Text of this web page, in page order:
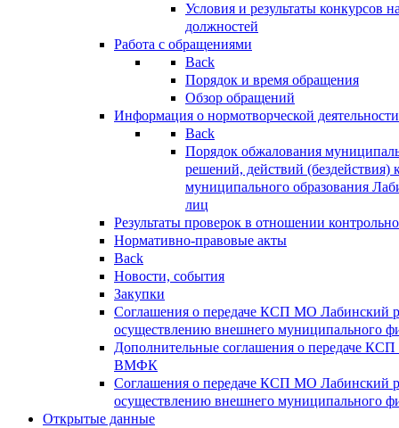
Условия и результаты конкурсов
должностей
Работа с обращениями
Back
Порядок и время обращения
Обзор обращений
Информация о нормотворческой деятельности
Back
Порядок обжалования
решений, действий (бездействия)
муниципального образования
лиц
Результаты проверок в отношении
Нормативно-правовые акты
Back
Новости, события
Закупки
Соглашения о передаче КСП МО Лабинский
осуществлению внешнего муниципального
Дополнительные соглашения о передаче
ВМФК
Соглашения о передаче КСП МО Лабинский
осуществлению внешнего муниципального
Открытые данные